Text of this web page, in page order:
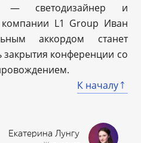
— светодизайнер и
L1 Group Иван
аккордом станет
конференции со
К началу
Екатерина Лунгу